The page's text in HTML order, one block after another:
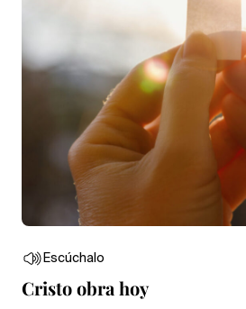
Escúchalo
Cristo obra hoy